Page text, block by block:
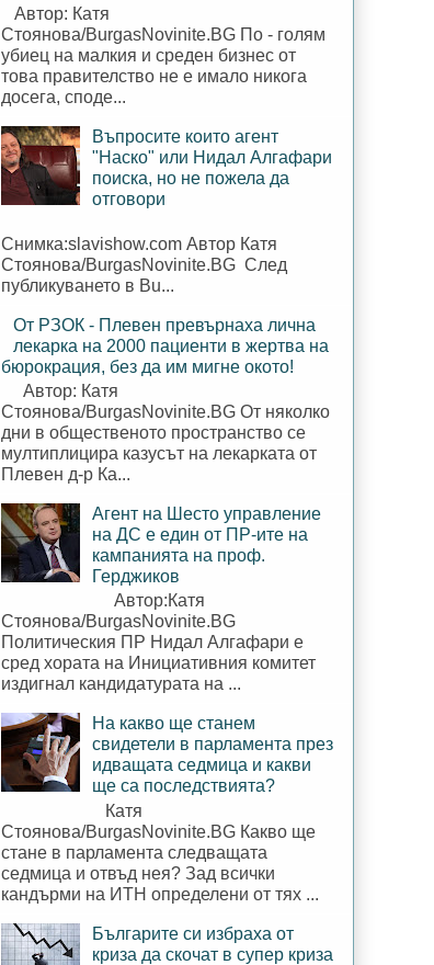
Автор: Катя
Стоянова/BurgasNovinite.BG По - голям
убиец на малкия и среден бизнес от
това правителство не е имало никога
досега, споде...
Въпросите които агент
"Наско" или Нидал Алгафари
поиска, но не пожела да
отговори
Снимка:slavishow.com Автор Катя
Стоянова/BurgasNovinite.BG След
публикуването в Bu...
От РЗОК - Плевен превърнаха лична
лекарка на 2000 пациенти в жертва на
бюрокрация, без да им мигне окото!
Автор: Катя
Стоянова/BurgasNovinite.BG От няколко
дни в общественото пространство се
мултиплицира казусът на лекарката от
Плевен д-р Ка...
Агент на Шесто управление
на ДС е един от ПР-ите на
кампанията на проф.
Герджиков
Автор:Катя
Стоянова/BurgasNovinite.BG
Политическия ПР Нидал Алгафари е
сред хората на Инициативния комитет
издигнал кандидатурата на ...
На какво ще станем
свидетели в парламента през
идващата седмица и какви
ще са последствията?
Катя
Стоянова/BurgasNovinite.BG Какво ще
стане в парламента следващата
седмица и отвъд нея? Зад всички
кандърми на ИТН определени от тях ...
Българите си избраха от
криза да скочат в супер криза